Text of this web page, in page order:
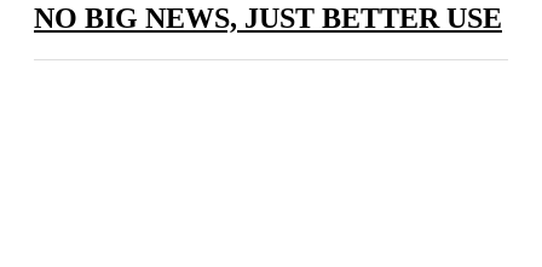
NO BIG NEWS, JUST BETTER USE